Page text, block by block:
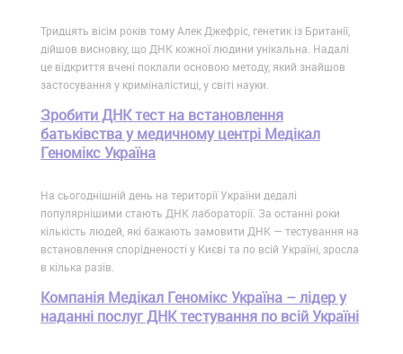
Тридцять вісім років тому Алек Джефріс, генетик із Британії,
дійшов висновку, що ДНК кожної людини унікальна. Надалі
це відкриття вчені поклали основою методу, який знайшов
застосування у криміналістиці, у світі науки.
Зробити ДНК тест на встановлення
батьківства у медичному центрі Медікал
Геномікс Україна
На сьогоднішній день на території України дедалі
популярнішими стають ДНК лабораторії. За останні роки
кількість людей, які бажають замовити ДНК — тестування на
встановлення спорідненості у Києві та по всій Україні, зросла
в кілька разів.
Компанія Медікал Геномікс Україна – лідер у
наданні послуг ДНК тестування по всій Україні